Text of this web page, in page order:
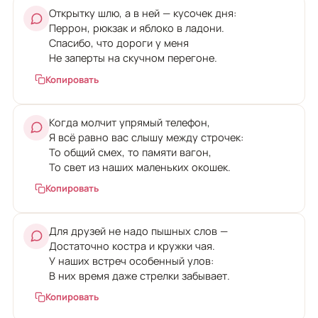
Открытку шлю, а в ней — кусочек дня:
Перрон, рюкзак и яблоко в ладони.
Спасибо, что дороги у меня
Не заперты на скучном перегоне.
Копировать
Когда молчит упрямый телефон,
Я всё равно вас слышу между строчек:
То общий смех, то памяти вагон,
То свет из наших маленьких окошек.
Копировать
Для друзей не надо пышных слов —
Достаточно костра и кружки чая.
У наших встреч особенный улов:
В них время даже стрелки забывает.
Копировать